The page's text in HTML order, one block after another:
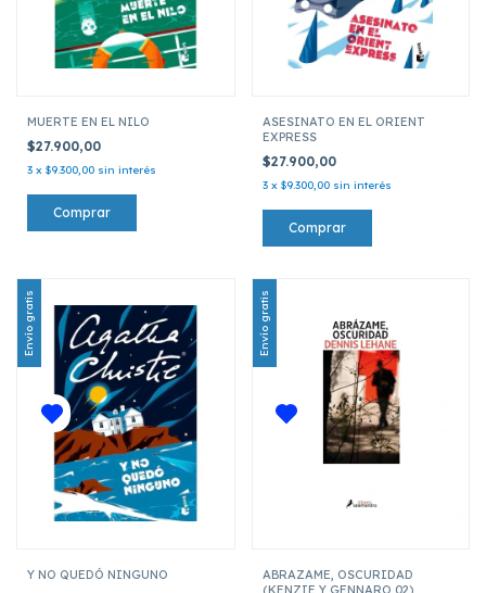
MUERTE EN EL NILO
$27.900,00
3 x $9.300,00 sin interés
ASESINATO EN EL ORIENT
EXPRESS
$27.900,00
3 x $9.300,00 sin interés
Envío gratis
Y NO QUEDÓ NINGUNO
Envío gratis
ABRAZAME, OSCURIDAD
(KENZIE Y GENNARO 02)